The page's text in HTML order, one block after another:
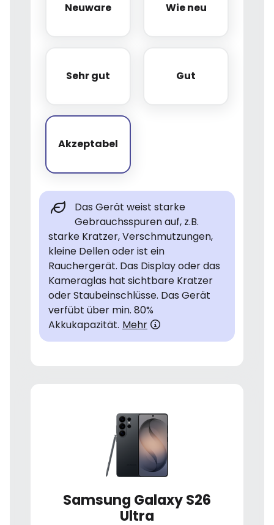
Neuware
Neuware Wie neu
Wie neu
Sehr gut
Sehr gut Gut
Gut
Akzeptabel
Akzeptabel
Das Gerät weist starke
Gebrauchsspuren auf, z.B.
starke Kratzer, Verschmutzungen,
kleine Dellen oder ist ein
Rauchergerät. Das Display oder das
Kameraglas hat sichtbare Kratzer
oder Staubeinschlüsse. Das Gerät
verfübt über min. 80%
Akkukapazität. Mehr
Samsung Galaxy S26
Ultra